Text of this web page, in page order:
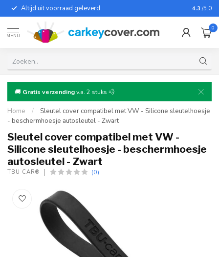
Altijd uit voorraad geleverd Voor
4.3 /5.0
MENU
0
🚚 Gratis verzendingv.a. 2 stuks 💨
Home /
Sleutel cover compatibel met VW - Silicone sleutelhoesje
- beschermhoesje autosleutel - Zwart
Sleutel cover compatibel met VW -
Silicone sleutelhoesje - beschermhoesje
autosleutel - Zwart
TBU CAR® (0)